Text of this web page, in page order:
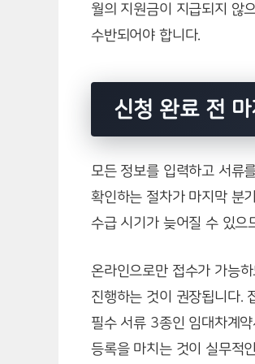
월의 지원금이 지급되지 않
수반되어야 합니다.
신청 완료 전
모든 정보를 입력하고 서류
확인하는 절차가 마지막 분
수급 시기가 늦어질 수 있으
온라인으로만 접수가 가능
진행하는 것이 권장됩니다.
필수 서류 3종인 임대차계
등록을 마치는 것이 실무적